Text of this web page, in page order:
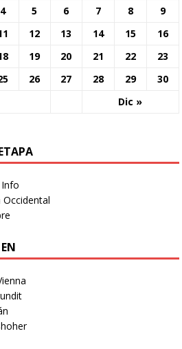
Dic »
4 5 6 7 8
9
12 13 14 15
16
19 20 21 22
23
26 27 28 29 30
Occidental